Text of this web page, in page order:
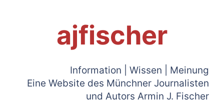
ajfischer
Information | Wissen | Meinung
Eine Website des Münchner Journalisten
und Autors Armin J. Fischer